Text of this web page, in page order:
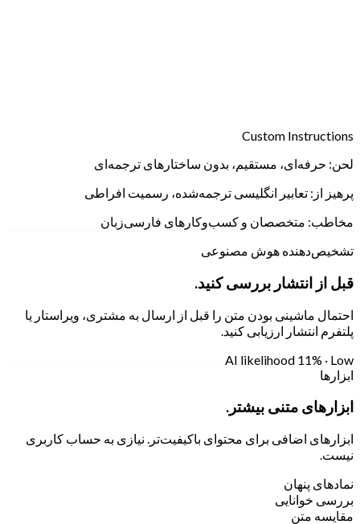
Custom Instructions
لحن: حرفه‌ای، مستقیم، بدون ساختارهای ترجمه‌ای
پرهیز از: تعابیر انگلیسی ترجمه‌شده، رسمیت افراطی
مخاطب: متخصصان و کسب‌وکارهای فارسی‌زبان
تشخیص‌دهنده هوش مصنوعی
قبل از انتشار بررسی کنید.
احتمال ماشینی بودن متن را قبل از ارسال به مشتری، ویراستار یا
پلتفرم انتشار ارزیابی کنید.
AI likelihood 11% · Low
ابزارها
ابزارهای متنی بیشتر.
ابزارهای اضافی برای محتوای باکیفیت‌تر. نیازی به حساب کاربری
نیست.
نمادهای پنهان
بررسی خوانایی
مقایسه متن